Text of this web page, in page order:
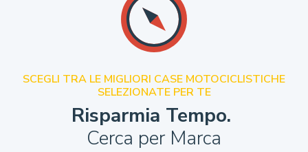
SCEGLI TRA LE MIGLIORI CASE MOTOCICLISTICHE
SELEZIONATE PER TE
Risparmia Tempo.
Cerca per Marca